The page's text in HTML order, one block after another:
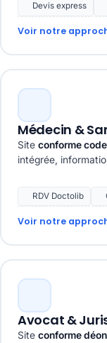
Devis express
Voir notre
Médecin &
Site conforme
intégrée,
RDV Doctolib
Voir notre
Avocat &
Site conforme